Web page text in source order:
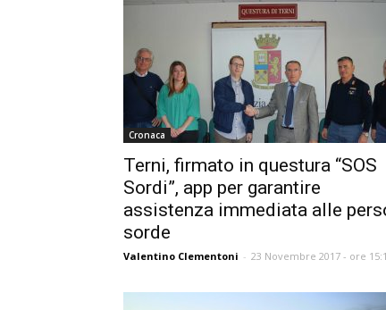
Cronaca
Terni, firmato in questura “SOS
Sordi”, app per garantire
assistenza immediata alle
sorde
Valentino Clementoni - 23 Novembre 2017 - ore